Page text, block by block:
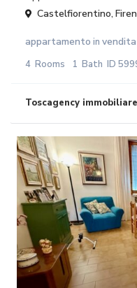
Castelfiorentino,
appartamento in vendita
4 Rooms 1 Bath ID